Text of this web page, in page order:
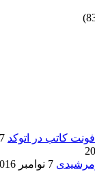
کاتب در اتوکد 7 آگوست 2017
7 نوامبر 2016